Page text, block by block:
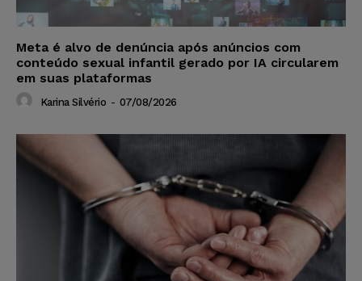
Meta é alvo de denúncia após anúncios com
conteúdo sexual infantil gerado por IA circularem
em suas plataformas
Karina Silvério - 07/08/2026